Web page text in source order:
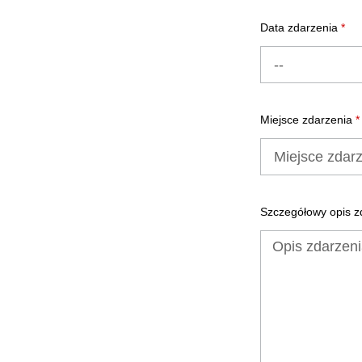
Data zdarzenia *
Miejsce zdarzenia *
Szczegółowy opis